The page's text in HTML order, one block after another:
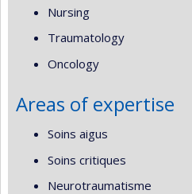
Nursing
Traumatology
Oncology
Areas of expertise
Soins aigus
Soins critiques
Neurotraumatisme